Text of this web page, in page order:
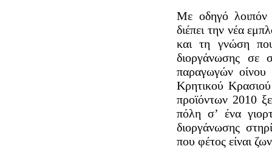
Με οδηγό λοιπόν
διέπει την νέα
και τη γνώση
διοργάνωσης σε
παραγωγών οίνου
Κρητικού
προϊόντων 2010
πόλη σ’ ένα
διοργάνωσης
που φέτος είναι